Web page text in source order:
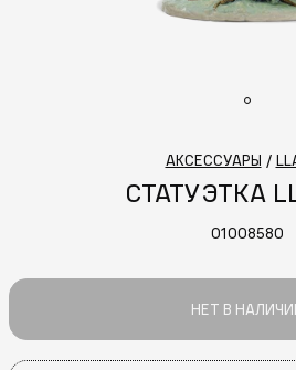
АКСЕССУАРЫ /
СТАТУЭТКА
01008580
НЕТ В